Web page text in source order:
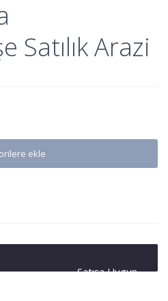
Satılık Arazi
ekle
Satışa Uygun